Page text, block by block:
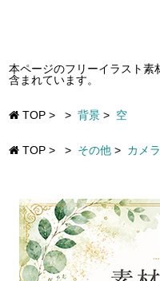
本ページのフリーイラスト素
含まれています。
TOP > > 背景 > 空
TOP > > その他 > カメラ